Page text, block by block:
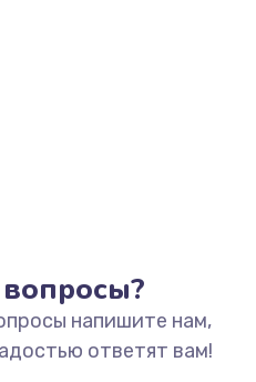
напишите нам,
ответят вам!